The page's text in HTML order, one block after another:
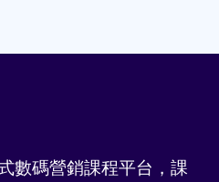
數碼營銷課程平台，課